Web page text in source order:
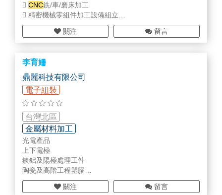
 CNC銑/車/磨床加工
 精密機械零組件加工設備組立
 傳統產業機械零件加工
============================================
=======================
提供優異的服務：
 18台CNC
 機電整合自動化設備組裝
 彈性且有競爭力的16Hr工時
 30年以上精密加工經驗
 1天內提供報價
============================================
=======================
加工材料種類：
 金屬材料加工製造範圍涵蓋：鐵、鋼、不銹鋼材等
 非鐵金屬加工如：鋁合金、銅合金等
 非金屬材料加工製造則涵蓋：石墨(Graphite)、石英(Qu
artz)、工程塑膠(Teflon、Peek、PVDF、VESPEL)等
關注 留言
李育姍
鼎麗科技有限公司
電子組裝
台灣北區
金屬材料加工
光電產品
上下電極
鍍鋁及陽極處理工件
陶瓷及高階工程塑膠
金屬製品
電路板維修
關注 留言